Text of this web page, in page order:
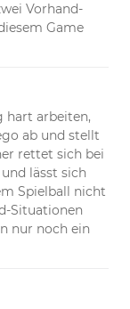
Vorhand-
Game
hart arbeiten,
ab und stellt
rettet sich bei
lässt sich
Spielball nicht
Situationen
nur noch ein